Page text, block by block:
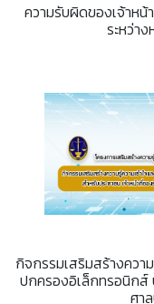
ความรับผิดของเจ้าหน้
ระหว่า
กิจกรรมเสริมสร้างควา
ปกครองอิเล็กทรอนิกส์
ศา